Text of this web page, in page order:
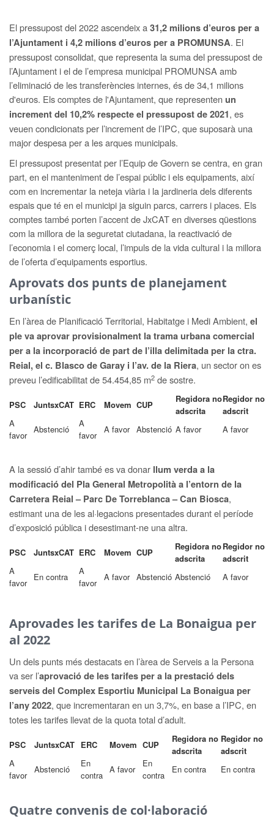
El pressupost del 2022 ascendeix a31,2 milions d’euros per a
l’Ajuntament i 4,2 milions d’euros per a PROMUNSA. El
pressupost consolidat, que representa la suma del pressupost de
l’Ajuntament i el de l’empresa municipal PROMUNSA amb
l’eliminació de les transferències internes, és de 34,1 milions
d'euros. Els comptes de l'Ajuntament, que representenun
increment del 10,2% respecte el pressupost de 2021, es
veuen condicionats per l’increment de l’IPC, que suposarà una
major despesa per a les arques municipals.
El pressupost presentat per l’Equip de Govern se centra, en gran
part, en el manteniment de l’espai públic i els equipaments, així
com en incrementar la neteja viària i la jardineria dels diferents
espais que té en el municipi ja siguin parcs, carrers i places. Els
comptes també porten l’accent de JxCAT en diverses qüestions
com la millora de la seguretat ciutadana, la reactivació de
l’economia i el comerç local, l’impuls de la vida cultural i la millora
de l’oferta d’equipaments esportius.
Aprovats dos punts de planejament
urbanístic
En l’àrea de Planificació Territorial, Habitatge i Medi Ambient, el
ple va aprovar provisionalment la trama urbana comercial
per a la incorporació de part de l’illa delimitada per la ctra.
Reial, el c. Blasco de Garay i l’av. de la Riera, un sector on es
preveu l’edificabilitat de 54.454,85 m2 de sostre.
PSC JuntsxCAT ERC Movem CUP
Regidora no
adscrita
Regidor no
adscrit
A
favor
Abstenció
A
favor
A favor Abstenció A favor A favor
A la sessió d’ahir també es va donar llum verda a la
modificació del Pla General Metropolità a l’entorn de la
Carretera Reial – Parc De Torreblanca – Can Biosca,
estimant una de les al·legacions presentades durant el període
d’exposició pública i desestimant-ne una altra.
PSC JuntsxCAT ERC Movem CUP
Regidora no
adscrita
Regidor no
adscrit
A
favor
En contra
A
favor
A favor Abstenció Abstenció A favor
Aprovades les tarifes de La Bonaigua per
al 2022
Un dels punts més destacats en l’àrea de Serveis a la Persona
va ser l’aprovació de les tarifes per a la prestació dels
serveis del Complex Esportiu Municipal La Bonaigua per
l’any 2022, que incrementaran en un 3,7%, en base a l’IPC, en
totes les tarifes llevat de la quota total d’adult.
PSC JuntsxCAT ERC Movem CUP
Regidora no
adscrita
Regidor no
adscrit
A
favor
Abstenció
En
contra
A favor
En
contra
En contra En contra
Quatre convenis de col·laboració